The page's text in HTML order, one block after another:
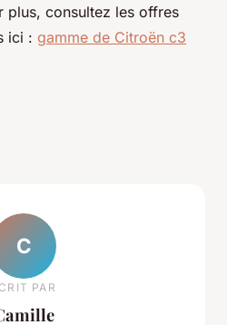
plus, consultez les offres
ici : gamme de Citroën c3
C
PAR